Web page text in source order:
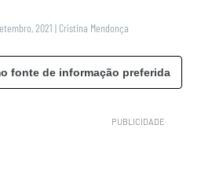
2021 | Cristina Mendonça
fonte de informação preferida